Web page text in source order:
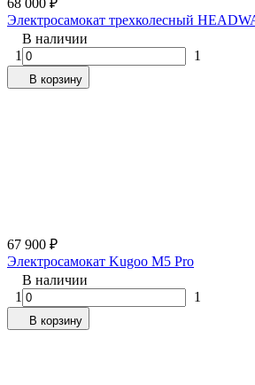
68 000 ₽
Электросамокат трехколесный
В наличии
1
1
В корзину
67 900 ₽
Электросамокат Kugoo M5 Pro
В наличии
1
1
В корзину